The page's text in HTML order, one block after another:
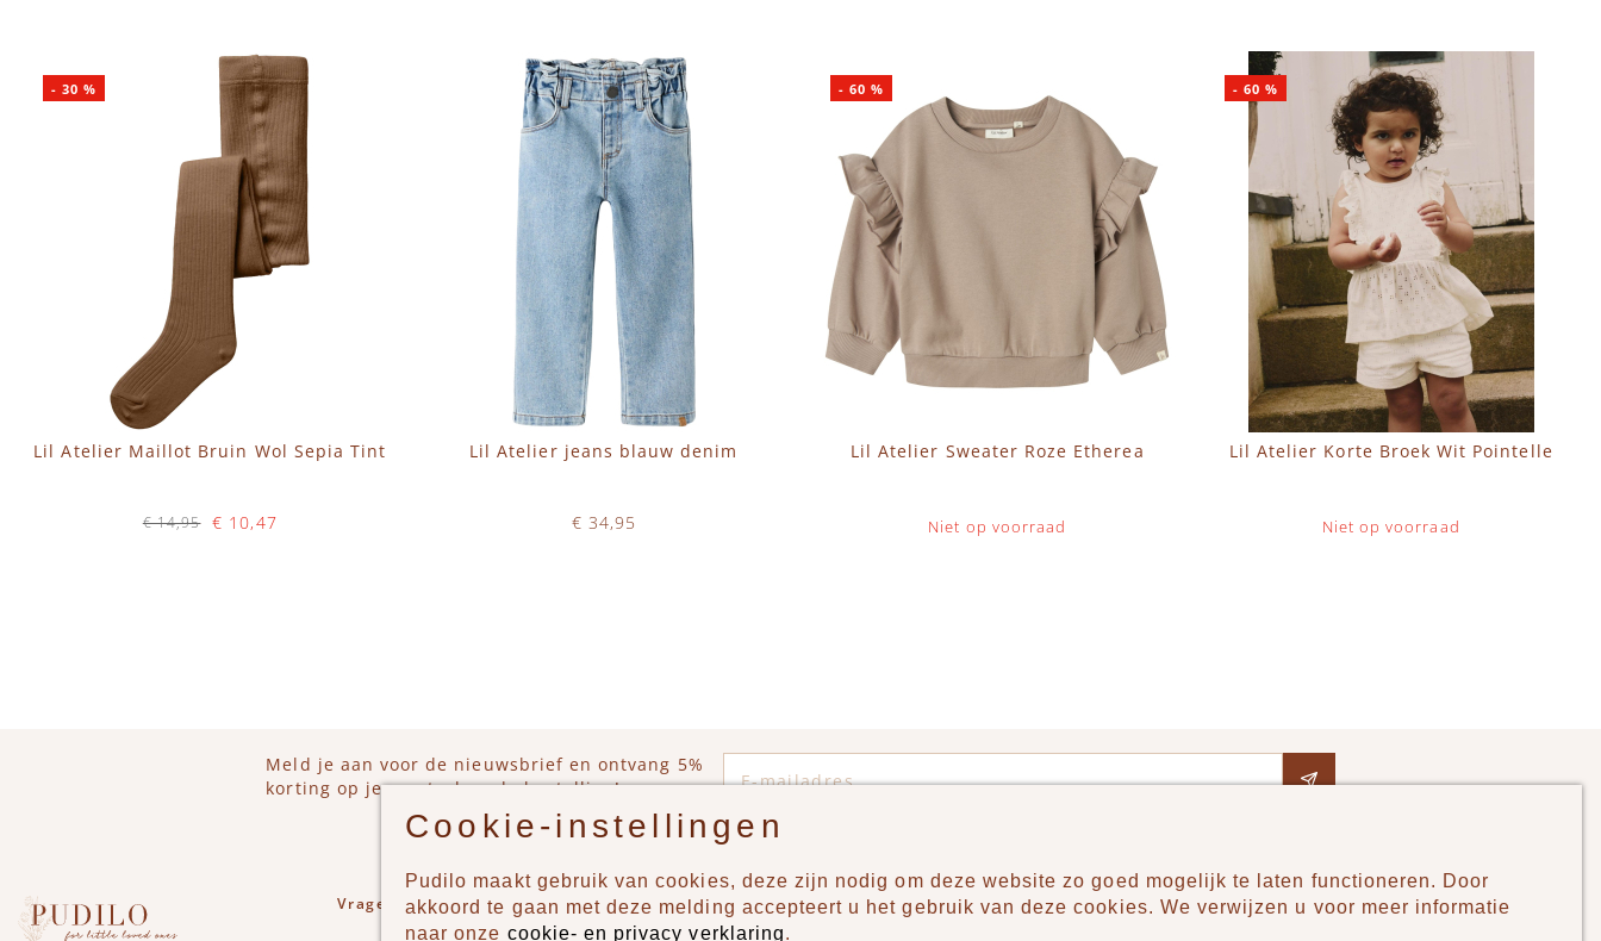
Lil Atelier Maillot Bruin Wol Sepia Tint
€ 10,47
€ 14,95
-30 %
Lil Atelier jeans blauw denim
€ 34,95
Lil Atelier Sweater Roze Etherea
Niet op voorraad
-60 %
Lil Atelier Korte Broek Wit Pointelle
Niet op voorraad
- 60 %
Meld je aan voor de nieuwsbrief en ontvang 5%
korting op je eerstvolgende bestelling!
Vragen of opmerkingen? Producten Pudilo
Cookie-instellingen
Pudilo maakt gebruik van cookies, deze zijn nodig om deze website zo goed mogelijk te laten functioneren. Door
akkoord te gaan met deze melding accepteert u het gebruik van deze cookies. We verwijzen u voor meer informatie
naar onze cookie- en privacy verklaring.